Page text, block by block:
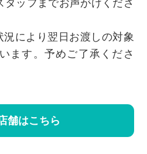
ッフまでお声がけくださ
により翌日お渡しの対象
ます。予めご了承くださ
舗はこちら